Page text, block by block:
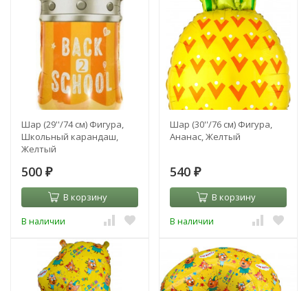
Шар (29''/74 см) Фигура,
Школьный карандаш,
Желтый
500 ₽
В корзину
В наличии
Шар (30''/76 см) Фигура,
Ананас, Желтый
540 ₽
В корзину
В наличии